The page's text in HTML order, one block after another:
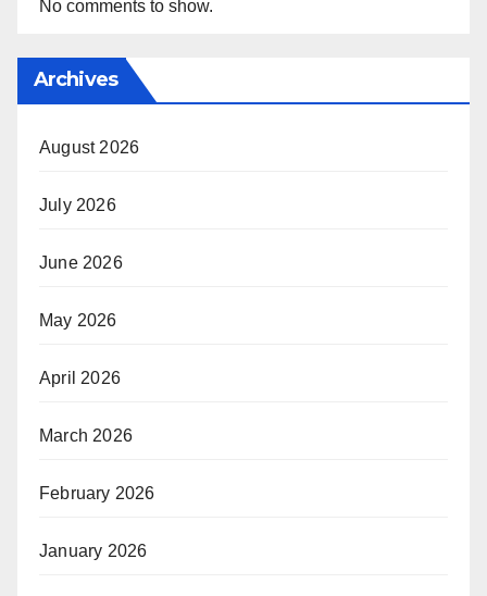
No comments to show.
Archives
August 2026
July 2026
June 2026
May 2026
April 2026
March 2026
February 2026
January 2026